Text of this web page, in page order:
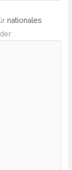
nationales